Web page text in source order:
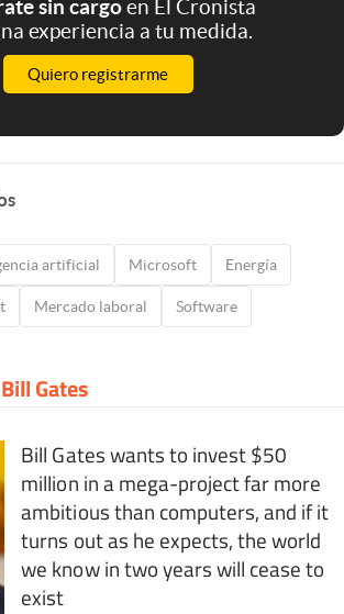
sin cargoen El Cronista
experiencia a tu medida.
Quiero registrarme
artificial Microsoft Energía
Mercado laboral Software
Bill Gates
Bill Gates wants to invest $50
million in a mega-project far more
ambitious than computers, and if it
turns out as he expects, the world
we know in two years will cease to
exist